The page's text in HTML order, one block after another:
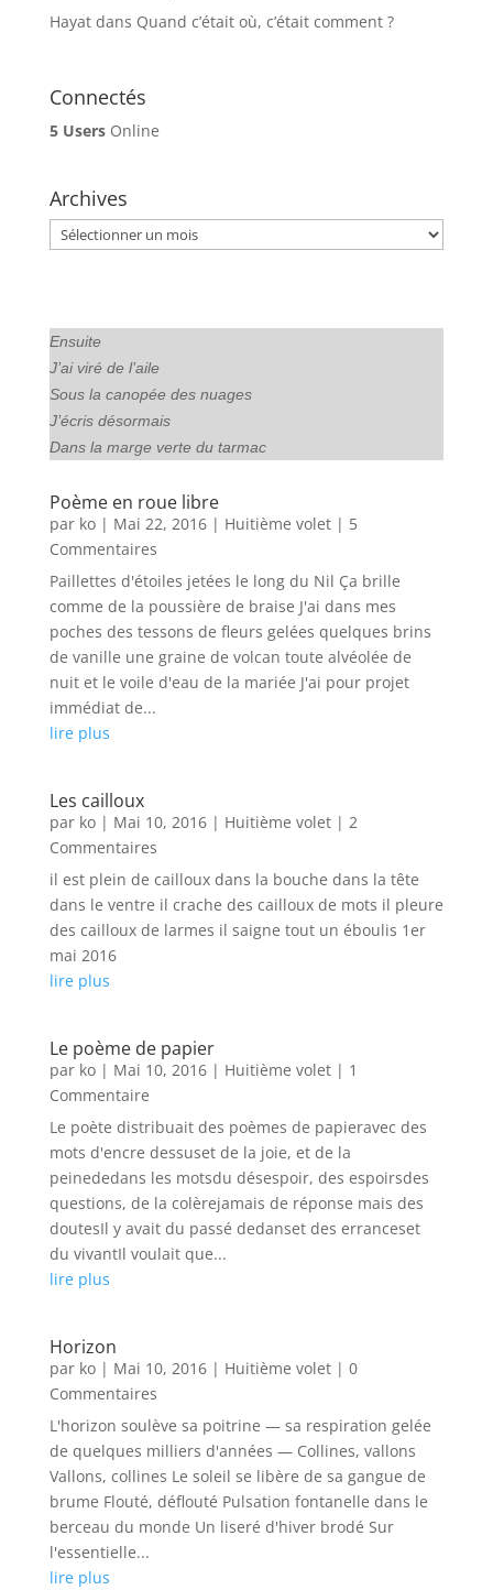
Hayatdans Quand c’était où, c’était comment ?
Connectés
5 UsersOnline
Archives
Archives
Ensuite
J’ai viré de l’aile
Sous la canopée des nuages
J’écris désormais
Dans la marge verte du tarmac
Poème en roue libre
par ko| Mai 22, 2016| Huitième volet| 5
Commentaires
Paillettes d'étoiles jetées le long du Nil Ça brille
comme de la poussière de braise J'ai dans mes
poches des tessons de fleurs gelées quelques brins
de vanille une graine de volcan toute alvéolée de
nuit et le voile d'eau de la mariée J'ai pour projet
immédiat de...
lire plus
Les cailloux
par ko| Mai 10, 2016| Huitième volet| 2
Commentaires
il est plein de cailloux dans la bouche dans la tête
dans le ventre il crache des cailloux de mots il pleure
des cailloux de larmes il saigne tout un éboulis 1er
mai 2016
lire plus
Le poème de papier
par ko| Mai 10, 2016| Huitième volet| 1
Commentaire
Le poète distribuait des poèmes de papieravec des
mots d'encre dessuset de la joie, et de la
peinededans les motsdu désespoir, des espoirsdes
questions, de la colèrejamais de réponse mais des
doutesIl y avait du passé dedanset des erranceset
du vivantIl voulait que...
lire plus
Horizon
par ko| Mai 10, 2016| Huitième volet| 0
Commentaires
L'horizon soulève sa poitrine — sa respiration gelée
de quelques milliers d'années — Collines, vallons
Vallons, collines Le soleil se libère de sa gangue de
brume Flouté, déflouté Pulsation fontanelle dans le
berceau du monde Un liseré d'hiver brodé Sur
l'essentielle...
lire plus